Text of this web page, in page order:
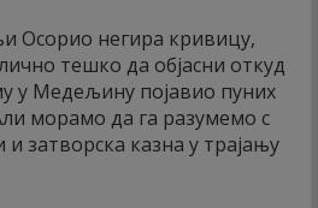
Осорио негира кривицу,
тешко да објасни откуд
у Медељину појавио пуних
морамо да га разумемо с
затворска казна у трајању